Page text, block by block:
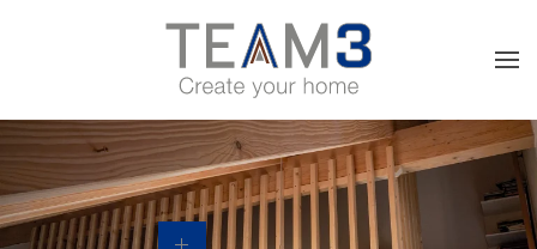
Skip to main content